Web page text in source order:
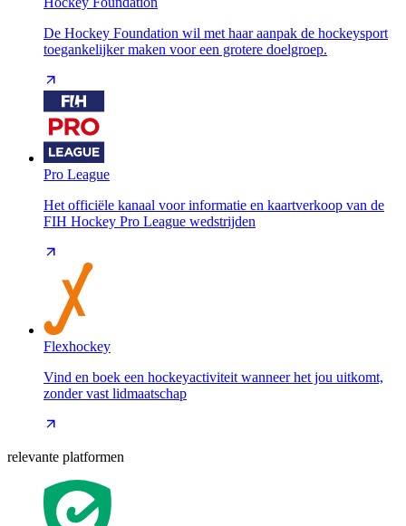
De Hockey Foundation wil met haar aanpak de hockeysport
toegankelijker maken voor een grotere doelgroep.
Pro League
Het officiële kanaal voor informatie en kaartverkoop van de
FIH Hockey Pro League wedstrijden
Flexhockey
Vind en boek een hockeyactiviteit wanneer het jou uitkomt,
zonder vast lidmaatschap
relevante platformen